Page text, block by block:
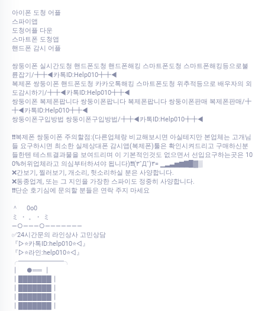
아이폰 도청 어플
스파이앱
도청어플 다운
스마트폰 도청앱
핸드폰 감시 어플
쌍둥이폰 실시간도청 핸드폰도청 핸드폰해킹 스마트폰도청 스마트폰해킹등으로불
륜잡기/╋╋◀카톡ID:Help010╋╋◀
복제폰 쌍둥이폰 핸드폰도청 카카오톡해킹 스마트폰도청 위추적등으로 배우자의 외
도감시하기/╋╋◀카톡ID:Help010╋╋◀
쌍둥이폰 복제폰팝니다 쌍둥이폰팝니다 복제폰팝니다 쌍둥이폰판매 복제폰판매/╋
╋◀카톡ID:Help010╋╋◀
쌍둥이폰구입방법 쌍둥이폰구입방법/╋╋◀카톡ID:Help010╋╋◀
❗❗복제폰 쌍둥이폰 주의할점:(다른업체랑 비교해보시면 아실테지만 본업체는 고개님
들 요구하시면 최소한 실제상대폰 감시앱(복제폰)툴은 확인시켜드리고 구매하신분
들한텐 테스트결과물을 보여드리며 이 기본적인것도 없으면서 선입요구하는곳은 10
0%허위업체라고 의심부터하셔야 됩니다)❗❗(۳˚Д˚)۳= ▁▂▃▅▆▇█▓▒
❌간보기, 찔러보기, 개소리, 헛소리하실 분은 사양합니다.
❌동종업계, 또는 그 지인을 가장한 스파이도 정중히 사양합니다.
❗❗단순 호기심에 문의할 분들은 연락 주지 마세요
＾ 0o0
ミ ・ 。・ ミ
—○———○———————
✅24시간문의 라인상사 고민상담
『▷⭐카톡ID:help010⭐◁』
『▷⭐라인:help010⭐◁』
╭━━━━━━━╮
┃ ●══ ┃